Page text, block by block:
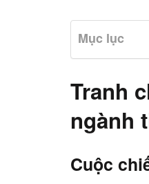
Mục lục
Tranh
ngành
Cuộc